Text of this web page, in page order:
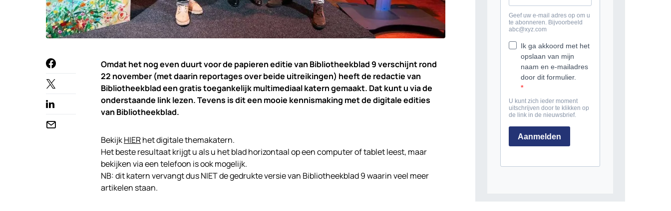
Omdat het nog even duurt voor de papieren editie van Bibliotheekblad 9 verschijnt rond
22 november (met daarin reportages over beide uitreikingen) heeft de redactie van
Bibliotheekblad een gratis toegankelijk multimediaal katern gemaakt. Dat kunt u via de
onderstaande link lezen. Tevens is dit een mooie kennismaking met de digitale edities
van Bibliotheekblad.
BekijkHIERhet digitale themakatern.
Het beste resultaat krijgt u als u het blad horizontaal op een computer of tablet leest, maar
bekijken via een telefoon is ook mogelijk.
NB: dit katern vervangt dus NIET de gedrukte versie van Bibliotheekblad 9 waarin veel meer
artikelen staan.